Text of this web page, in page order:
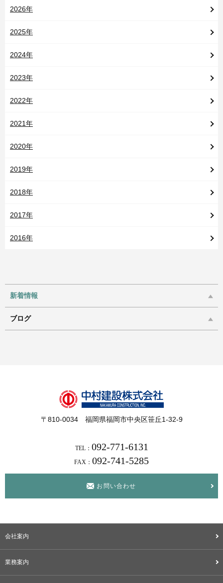
2026年
2025年
2024年
2023年
2022年
2021年
2020年
2019年
2018年
2017年
2016年
新着情報
ブログ
〒810-0034 福岡県福岡市中央区笹丘1-32-9
TEL： 092-771-6131
FAX： 092-741-5285
お問い合わせ
会社案内
業務案内